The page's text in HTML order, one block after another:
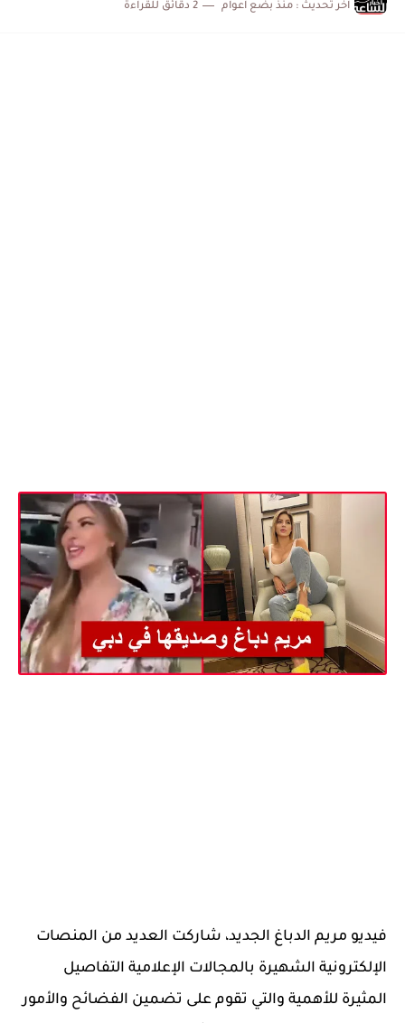
اخر تحديث : منذ بضع اعوام 2 دقائق للقراءة
فيديو مريم الدباغ الجديد، شاركت العديد من المنصات
الإلكترونية الشهيرة بالمجالات الإعلامية التفاصيل
المثيرة للأهمية والتي تقوم على تضمين الفضائح والأمور